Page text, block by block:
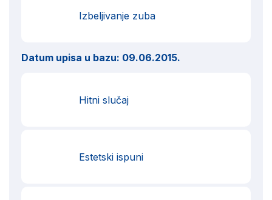
Izbeljivanje zuba
Datum upisa u bazu: 09.06.2015.
Hitni slučaj
Estetski ispuni